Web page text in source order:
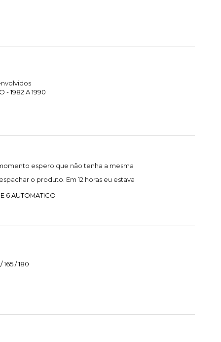
- 1982 A 1990
espero que não tenha a mesma
o produto. Em 12 horas eu estava
6 AUTOMATICO
165 / 180